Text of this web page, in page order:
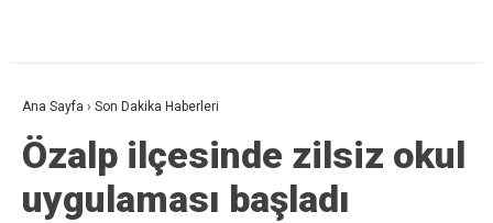
Ana Sayfa › Son Dakika Haberleri
Özalp ilçesinde zilsiz okul
uygulaması başladı